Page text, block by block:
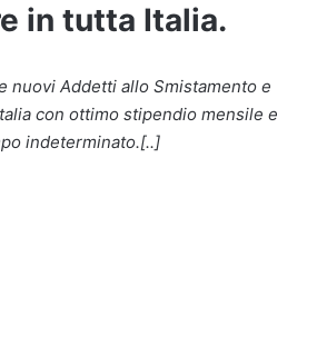
in tutta Italia.
nuovi Addetti allo Smistamento e
con ottimo stipendio mensile e
indeterminato.[..]